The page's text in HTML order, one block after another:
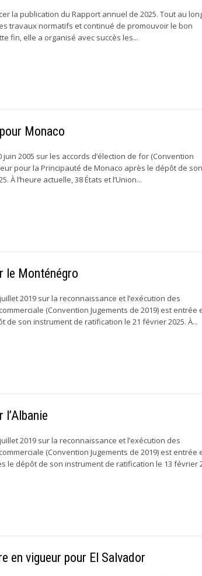
la publication du Rapport annuel de 2025. Tout au
travaux normatifs et continué de promouvoir le bon
fin, elle a organisé avec succès les...
Monaco
2005 sur les accords d’élection de for (Convention
pour la Principauté de Monaco après le dépôt de son
À l’heure actuelle, 38 États et l’Union...
le Monténégro
2019 sur la reconnaissance et l’exécution des
(Convention Jugements de 2019) est entrée
son instrument de ratification le 21 février 2025. À...
2019 sur la reconnaissance et l’exécution des
(Convention Jugements de 2019) est entrée
le dépôt de son instrument de ratification le 13 février
en vigueur pour El Salvador